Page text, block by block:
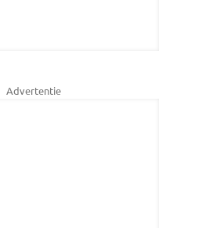
Advertentie